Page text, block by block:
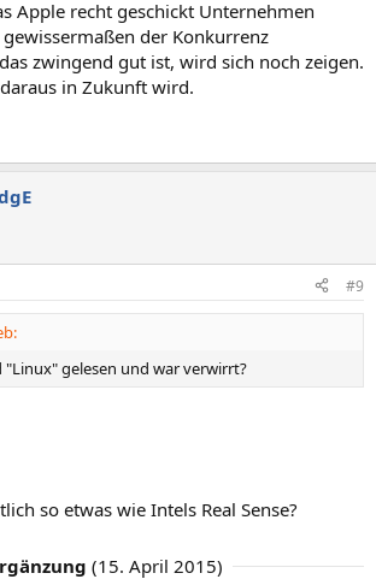
Apple recht geschickt Unternehmen
der Konkurrenz
zwingend gut ist, wird sich noch zeigen.
in Zukunft wird.
#9
"Linux" gelesen und war verwirrt?
so etwas wie Intels Real Sense?
(15. April 2015)